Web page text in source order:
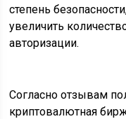
степень
увеличить
авторизации.
Согласно отзывам
криптовалютная